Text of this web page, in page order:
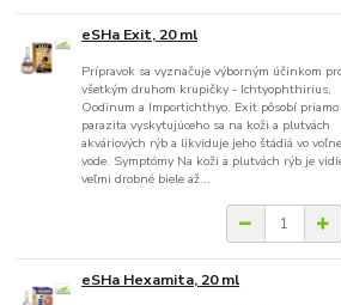
eSHa Exit, 20 ml
Prípravok sa vyznačuje výborným účinkom
všetkým druhom krupičky - Ichtyophthirius,
Oodinum a Importichthyo. Exit pôsobí priamo
parazita vyskytujúceho sa na koži a plutvách
akváriových rýb a likviduje jeho štádiá vo
vode. Symptómy Na koži a plutvách rýb je
veľmi drobné biele až...
eSHa Hexamita, 20 ml